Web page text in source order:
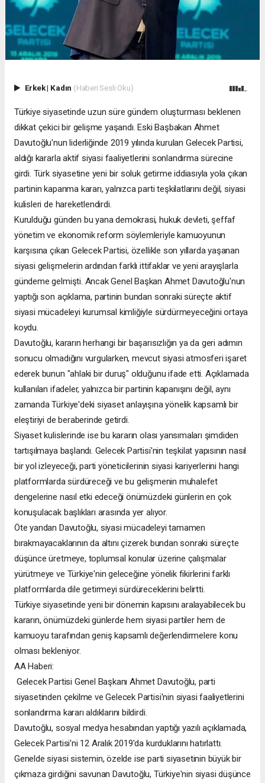
Erkek| Kadın (Haberi Sesli Oku)
Türkiye siyasetinde uzun süre gündem oluşturması beklenen
dikkat çekici bir gelişme yaşandı. Eski Başbakan Ahmet
Davutoğlu'nun liderliğinde 2019 yılında kurulan Gelecek Partisi,
aldığı kararla aktif siyasi faaliyetlerini sonlandırma sürecine
girdi. Türk siyasetine yeni bir soluk getirme iddiasıyla yola çıkan
partinin kapanma kararı, yalnızca parti teşkilatlarını değil, siyasi
kulisleri de hareketlendirdi.
Kurulduğu günden bu yana demokrasi, hukuk devleti, şeffaf
yönetim ve ekonomik reform söylemleriyle kamuoyunun
karşısına çıkan Gelecek Partisi, özellikle son yıllarda yaşanan
siyasi gelişmelerin ardından farklı ittifaklar ve yeni arayışlarla
gündeme gelmişti. Ancak Genel Başkan Ahmet Davutoğlu'nun
yaptığı son açıklama, partinin bundan sonraki süreçte aktif
siyasi mücadeleyi kurumsal kimliğiyle sürdürmeyeceğini ortaya
koydu.
Davutoğlu, kararın herhangi bir başarısızlığın ya da geri adımın
sonucu olmadığını vurgularken, mevcut siyasi atmosferi işaret
ederek bunun "ahlaki bir duruş" olduğunu ifade etti. Açıklamada
kullanılan ifadeler, yalnızca bir partinin kapanışını değil, aynı
zamanda Türkiye'deki siyaset anlayışına yönelik kapsamlı bir
eleştiriyi de beraberinde getirdi.
Siyaset kulislerinde ise bu kararın olası yansımaları şimdiden
tartışılmaya başlandı. Gelecek Partisi'nin teşkilat yapısının nasıl
bir yol izleyeceği, parti yöneticilerinin siyasi kariyerlerini hangi
platformlarda sürdüreceği ve bu gelişmenin muhalefet
dengelerine nasıl etki edeceği önümüzdeki günlerin en çok
konuşulacak başlıkları arasında yer alıyor.
Öte yandan Davutoğlu, siyasi mücadeleyi tamamen
bırakmayacaklarının da altını çizerek bundan sonraki süreçte
düşünce üretmeye, toplumsal konular üzerine çalışmalar
yürütmeye ve Türkiye'nin geleceğine yönelik fikirlerini farklı
platformlarda dile getirmeyi sürdüreceklerini belirtti.
Türkiye siyasetinde yeni bir dönemin kapısını aralayabilecek bu
kararın, önümüzdeki günlerde hem siyasi partiler hem de
kamuoyu tarafından geniş kapsamlı değerlendirmelere konu
olması bekleniyor.
AA Haberi:
Gelecek Partisi Genel Başkanı Ahmet Davutoğlu, parti
siyasetinden çekilme ve Gelecek Partisi'nin siyasi faaliyetlerini
sonlandırma kararı aldıklarını bildirdi.
Davutoğlu, sosyal medya hesabından yaptığı yazılı açıklamada,
Gelecek Partisi'ni 12 Aralık 2019'da kurduklarını hatırlattı.
Genelde siyasi sistemin, özelde ise parti siyasetinin büyük bir
çıkmaza girdiğini savunan Davutoğlu, Türkiye'nin siyasi düşünce